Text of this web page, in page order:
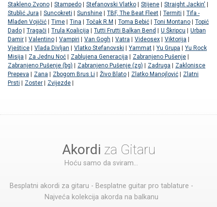
Stakleno Zvono | Stampedo | Stefanovski Vlatko | Stijene | Straight Jackin' |
Stublić Jura | Suncokreti | Sunshine | TBF, The Beat Fleet | Termiti | Tifa -
Mladen Vojičić | Time | Tina | Točak R.M | Toma Bebić | Toni Montano | Topić
Dado | Tragači | Trula Koalicija | Tutti Frutti Balkan Bend | U Škripcu | Urban
Damir | Valentino | Vampiri | Van Gogh | Vatra | Videosex | Viktorija |
Vještice | Vlada Divljan | Vlatko Stefanovski | Yammat | Yu Grupa | Yu Rock
Misija | Za Jednu Noć | Zablujena Generacija | Zabranjeno Pušenje |
Zabranjeno Pušenje (bg) | Zabranjeno Pušenje (zg) | Zadruga | Zaklonisce
Prepeva | Zana | Zbogom Brus Li | Živo Blato | Zlatko Manojlović | Zlatni
Prsti | Zoster | Zvijezde |
Akordi za Gitaru
Hoću samo da sviram...
Besplatni akordi za gitaru - Besplatne guitar pro tablature -
Najveća kolekcija akorda na balkanu